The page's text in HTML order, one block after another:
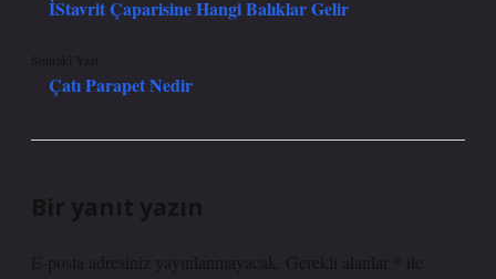
İStavrit Çaparisine Hangi Balıklar Gelir
Sonraki Yazı
Çatı Parapet Nedir
Bir yanıt yazın
E-posta adresiniz yayınlanmayacak. Gerekli alanlar
ile